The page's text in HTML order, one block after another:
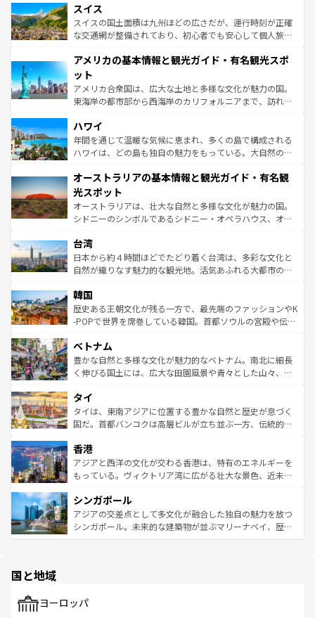
を参照してほしい。
は、お酒好きな人にはぜひ体験してほしい。 なお、新着の
ドイツ情報はコンテンツ一覧を参照してほしい。
リアごとに異なる魅力がある。また、優雅なアフタヌーン
ティー、ビール好きにはたまらない英国パブ、サッカー観
戦など、本場だからこそできる体験も豊富。イギリスを旅
ンツ一覧を参照してほしい。
スイス
スイスの国土面積は九州ほどの広さだが、運行時刻が正確
な交通網が整備されており、初心者でも安心して個人旅行
の建物がそのまま残る町や、スイスならではのユニークな
博物館もあり、アルプス観光だけでなく町歩きも満喫する
ことができる。国民の所得が高いため物価も高いが、旅行
者向けの交通パス提供のサービスもあり、うまく活用すれ
着のスイス情報は
アメリカの基本情報と観光ガイド・有名観光スポ
ット
アメリカ合衆国は、広大な土地と多様な文化が魅力の国。
東海岸の都市部から西海岸のカリフォルニアまで、訪れる
のような巨大都市は、観光、ショッピング、エンターテイ
ンメントが詰まった刺激的なスポットだ。一方、アメリカ
西部には大自然が広がり、グランドキャニオンやイエロー
部のニューオーリンズでは、音楽と美食が融合した独特の
文化が魅力。旅行者はアメリカの各地域で異なる魅力を楽
しみながら、その多様性と豊かな歴史を感じることができ
るだろう。車でのロードトリップや列車の旅も、アメリカ
情報は
ハワイ
年間を通じて温暖な気候に恵まれ、多くの島で構成される
ハワイは、どの島も独自の魅力をもっている。大自然の神
ワイ島は見逃せない。また、定番の観光地といえばオアフ
島だが、静かな自然を求めるならマウイ島やカウアイ島が
おすすめ。エメラルドグリーンに輝く海をはじめ、豊かな
文化や歴史が息づいている。「アロハスピリット」と呼ば
人々、おいしいローカルフードやハワイアンミュージッ
ク、伝統的なフラダンスなど、すべてがハワイの魅力を彩
っている。訪れるたびに新しい発見と感動が待っているハ
はコンテンツ一覧
オーストラリアの基本情報と観光ガイド・有名観
光スポット
オーストラリアは、壮大な自然と多様な文化が魅力の国。
シドニーのシンボルであるシドニー・オペラハウス、オー
リアリーフや大陸中央部にそびえるウルル（エアーズロッ
ク）、タスマニアの美しい原生林やケアンズの熱帯雨林な
ど、見どころがたくさん。また、カフェやワイン、オージ
いる。アクティビティも充実しており、サーフィンやダイ
ビング、ハイキングなど、アウトドア好きにはたまらな
い。オーストラリアの多彩な魅力を存分に味わいつくそ
参照してほしい。
台湾
日本から約４時間ほどでたどり着く台湾は、多彩な文化と
自然が織りなす魅力的な観光地。活気あふれる大都市の台
ン）、静ひつな山岳地帯である台湾東部など、都市の喧騒
と山間の静けさが共存しており、訪れる人に新しい発見と
驚きをもたらしてくれる。また、奥深い台湾の食文化も魅
容にもいいと評判のスイーツなど、バラエティ豊かな料理
が味わえる。 なお、新着の台湾情報は コンテンツ一覧を参
照してほしい。
韓国
歴史ある王朝文化が残る一方で、最先端のファッションやK
-POPで世界を席巻している韓国。首都ソウルの宮殿や伝統
き、地方に足を延ばせば四季折々の自然美を楽しむことが
できる。そして、キムチや焼肉、絶品のストリートフード
まで、さまざまな韓国料理が待っている。夜には、韓国な
リティに包まれながら、韓国の多彩な魅力を心ゆくまで味
わってみてほしい。 なお、新着の韓国情報はコンテンツ一
覧を参照してほしい。
ベトナム
豊かな自然と多様な文化が魅力的なベトナム。南北に細長
く伸びる国土には、広大な田園風景や青々とした山々、世
急速な発展と共に伝統が息づく。ハノイの古い町並みやホ
ーチミン市のフランス統治時代の建物も、独特の雰囲気を
醸し出している。また、バラエティの豊かさとおいしさで
とつ。フォーやバインミー、ベトナムコーヒーなどは、ぜ
ひ現地で味わいたい。どの地域を訪れてもあたたかい人々
が旅行者を迎えてくれるので、きっと忘れられない旅にな
参照してほしい。
タイ
タイは、東南アジアに位置する豊かな自然と歴史が息づく
国だ。首都バンコクは高層ビルが立ち並ぶ一方、伝統的な
の活気が交差している。北部ではチェンマイなどの山岳地
帯で自然と触れ合い、南部ではプーケットやクラビの美し
いビーチでリゾート気分を楽しむことができる。タイ料理
激する。気候は一年中温暖で、どの季節にも異なる楽しみ
が待っている。親しみやすいタイの人々、仏教を中心とし
た文化、そして多様な観光資源が、訪れる旅人を魅了し続
香港
アジアと西洋の文化が交わる香港は、特有のエネルギーを
もっている。ヴィクトリア湾に広がる壮大な景色、近未来
み、どこを訪れても感動するはず。観光スポットが密集し
ており、効率よく見どころを回れるのも魅力。息をのむよ
うな絶景から文化的な体験まで、香港を存分に楽しみ尽く
シンガポール
アジアの交差点として多文化が融合した独自の魅力を放つ
シンガポール。未来的な建築物が並ぶマリーナベイ、歴史
で、ホーカーズは地元の風情を楽しめる外せないスポット
国と地域
ヨーロッパ